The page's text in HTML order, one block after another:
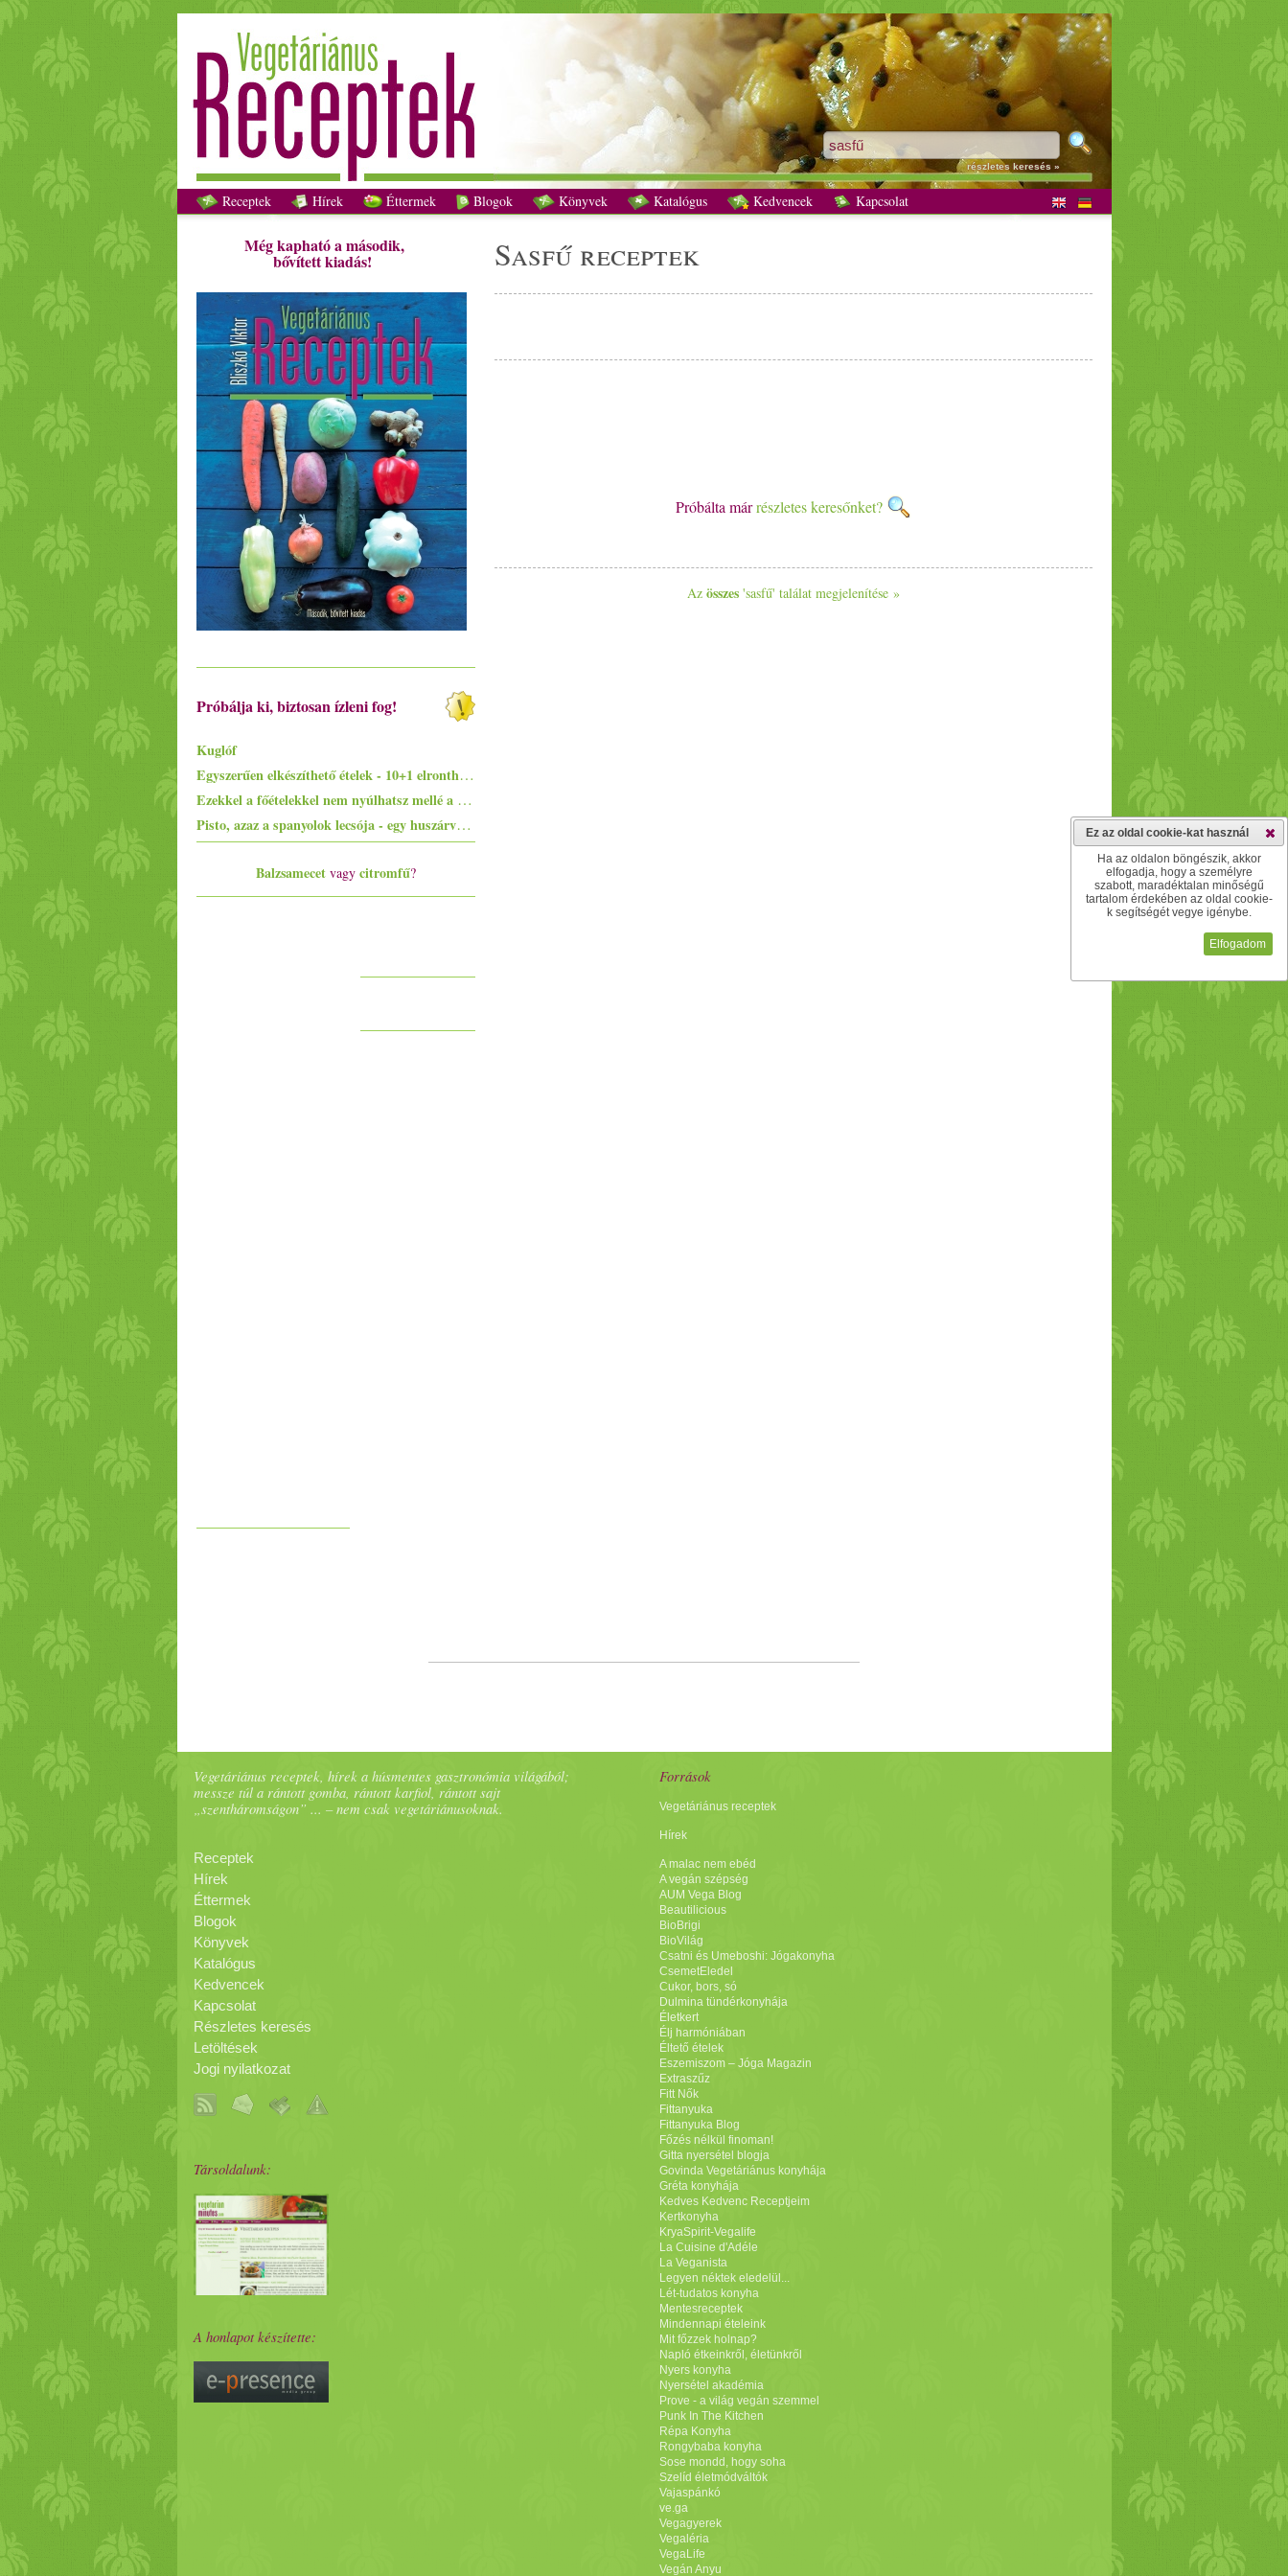
sasfű receptek - Vegetáriánus receptek
részletes keresés »
Receptek Hírek Éttermek Blogok Könyvek Katalógus Kedvencek Kapcsolat
Még kapható a második,
bővített kiadás!
Próbálja ki, biztosan ízleni fog!
Kuglóf
Egyszerűen elkészíthető ételek - 10+1 elronthatatlan recept kezdő konyhatündéreknek
Ezekkel a főételekkel nem nyúlhatsz mellé a hőségben - 5+1 kánikularecept
Pisto, azaz a spanyolok lecsója - egy huszárvágással tesszük laktatóbbá
Balzsamecet vagy citromfű?
sasfű receptek
Próbálta márrészletes keresőnket?
Az összes'sasfű' találat megjelenítése »
Vegetáriánus receptek, hírek a húsmentes gasztronómia világából;
messze túl a rántott gomba, rántott karfiol, rántott sajt
„szentháromságon” ... – nem csak vegetáriánusoknak.
Receptek
Hírek
Éttermek
Blogok
Könyvek
Katalógus
Kedvencek
Kapcsolat
Részletes keresés
Letöltések
Jogi nyilatkozat
Társoldalunk:
A honlapot készítette:
Források
Vegetáriánus receptek
Hírek
A malac nem ebéd
A vegán szépség
AUM Vega Blog
Beautilicious
BioBrigi
BioVilág
Csatni és Umeboshi: Jógakonyha
CsemetEledel
Cukor, bors, só
Dulmina tündérkonyhája
Életkert
Élj harmóniában
Éltető ételek
Eszemiszom – Jóga Magazin
Extraszűz
Fitt Nők
Fittanyuka
Fittanyuka Blog
Főzés nélkül finoman!
Gitta nyersétel blogja
Govinda Vegetáriánus konyhája
Gréta konyhája
Kedves Kedvenc Receptjeim
Kertkonyha
KryaSpirit-Vegalife
La Cuisine d'Adéle
La Veganista
Legyen néktek eledelül...
Lét-tudatos konyha
Mentesreceptek
Mindennapi ételeink
Mit főzzek holnap?
Napló étkeinkről, életünkről
Nyers konyha
Nyersétel akadémia
Prove - a világ vegán szemmel
Punk In The Kitchen
Répa Konyha
Rongybaba konyha
Sose mondd, hogy soha
Szelíd életmódváltók
Vajaspánkó
ve.ga
Vegagyerek
Vegaléria
VegaLife
Vegán Anyu
Ez az oldal cookie-kat használ
Ha az oldalon böngészik, akkor
elfogadja, hogy a személyre
szabott, maradéktalan minőségű
tartalom érdekében az oldal cookie-
k segítségét vegye igénybe.
Elfogadom